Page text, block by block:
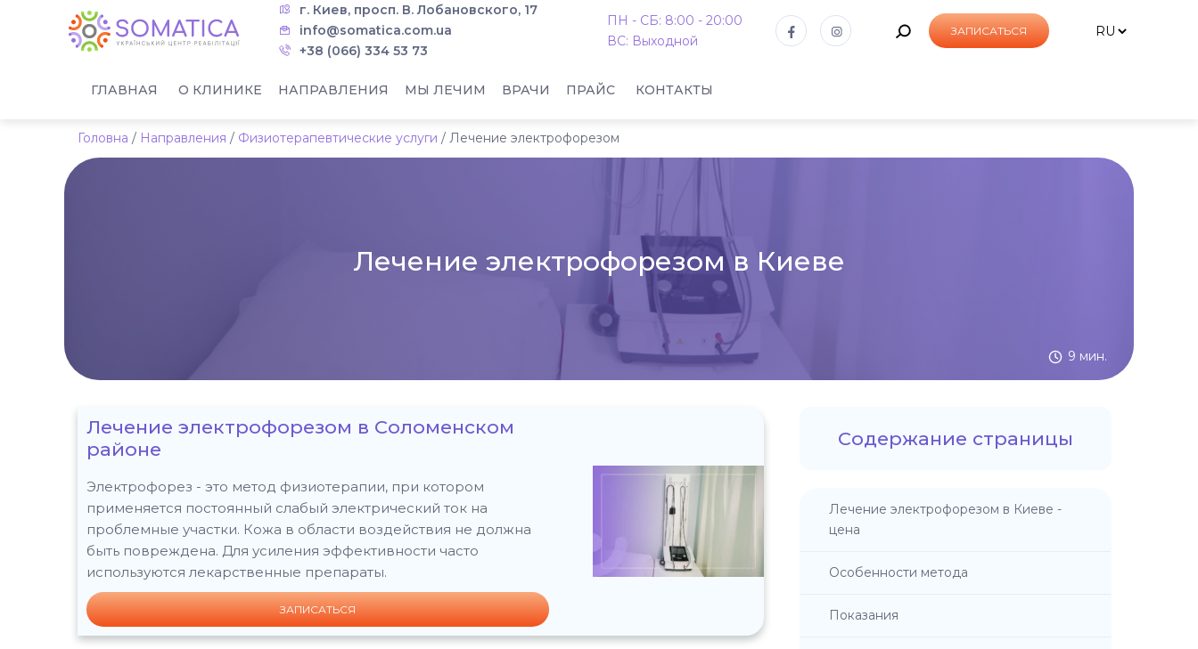
г. Киев, просп. В. Лобановского, 17
info@somatica.com.ua
+38 (066) 334 53 73
ПН - СБ: 8:00 - 20:00
ВС: Выходной
ЗАПИСАТЬСЯ
ГЛАВНАЯ О КЛИНИКЕ НАПРАВЛЕНИЯ МЫ ЛЕЧИМ ВРАЧИ ПРАЙС КОНТАКТЫ
Головна / Направления / Физиотерапевтические услуги / Лечение электрофорезом
Лечение электрофорезом в Киеве
9 мин.
Лечение электрофорезом в Соломенском
районе
Электрофорез - это метод физиотерапии, при котором
применяется постоянный слабый электрический ток на
проблемные участки. Кожа в области воздействия не должна
быть повреждена. Для усиления эффективности часто
используются лекарственные препараты.
ЗАПИСАТЬСЯ
Содержание страницы
Лечение электрофорезом в Киеве -
цена
Особенности метода
Показания